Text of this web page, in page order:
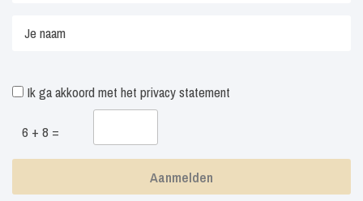
Ik ga akkoord met het privacy statement
6 + 8 =